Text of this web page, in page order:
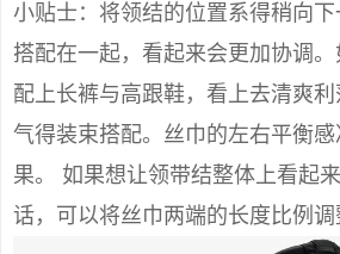
小贴士：将领结的位置系得稍向
搭配在一起，看起来会更加协调。
配上长裤与高跟鞋，看上去清爽
气得装束搭配。丝巾的左右平衡
果。 如果想让领带结整体上看起
话，可以将丝巾两端的长度比例调